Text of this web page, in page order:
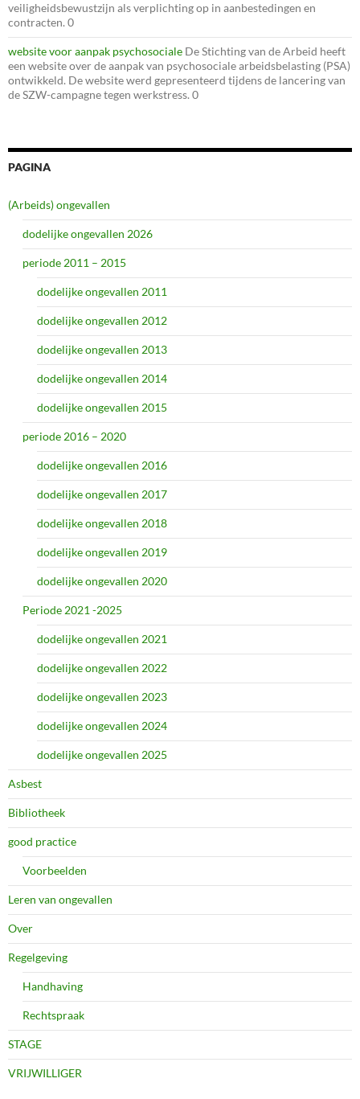
veiligheidsbewustzijn als verplichting op in aanbestedingen en
contracten. 0
website voor aanpak psychosociale De Stichting van de Arbeid heeft
een website over de aanpak van psychosociale arbeidsbelasting (PSA)
ontwikkeld. De website werd gepresenteerd tijdens de lancering van
de SZW-campagne tegen werkstress. 0
PAGINA
(Arbeids) ongevallen
dodelijke ongevallen 2026
periode 2011 – 2015
dodelijke ongevallen 2011
dodelijke ongevallen 2012
dodelijke ongevallen 2013
dodelijke ongevallen 2014
dodelijke ongevallen 2015
periode 2016 – 2020
dodelijke ongevallen 2016
dodelijke ongevallen 2017
dodelijke ongevallen 2018
dodelijke ongevallen 2019
dodelijke ongevallen 2020
Periode 2021 -2025
dodelijke ongevallen 2021
dodelijke ongevallen 2022
dodelijke ongevallen 2023
dodelijke ongevallen 2024
dodelijke ongevallen 2025
Asbest
Bibliotheek
good practice
Voorbeelden
Leren van ongevallen
Over
Regelgeving
Handhaving
Rechtspraak
STAGE
VRIJWILLIGER